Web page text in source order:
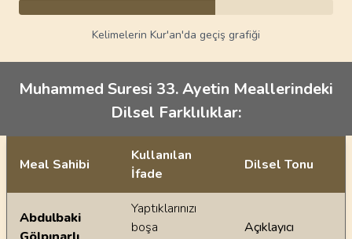
Kelimelerin Kur'an'da geçiş grafiği
Muhammed Suresi 33. Ayetin Meallerindeki
Dilsel Farklılıklar:
Ayetin meallerindeki dilsel farklılıklar
Meal Sahibi
Kullanılan
İfade
Dilsel Tonu
Abdulbaki
Yaptıklarınızı
boşa
Açıklayıcı